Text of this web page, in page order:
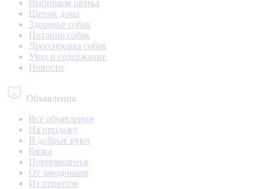
Выбираем щенка
Щенок дома
Здоровье собак
Питание собак
Дрессировка собак
Уход и содержание
Новости
Объявления
Все объявления
На продажу
В добрые руки
Вязка
Потерявшиеся
От заводчиков
Из приютов